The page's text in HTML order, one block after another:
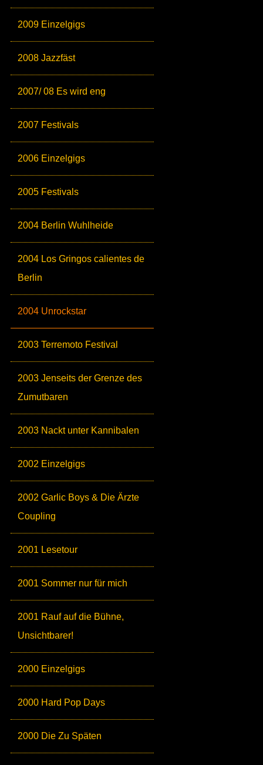
2009 Einzelgigs
2008 Jazzfäst
2007/ 08 Es wird eng
2007 Festivals
2006 Einzelgigs
2005 Festivals
2004 Berlin Wuhlheide
2004 Los Gringos calientes de
Berlin
2004 Unrockstar
2003 Terremoto Festival
2003 Jenseits der Grenze des
Zumutbaren
2003 Nackt unter Kannibalen
2002 Einzelgigs
2002 Garlic Boys & Die Ärzte
Coupling
2001 Lesetour
2001 Sommer nur für mich
2001 Rauf auf die Bühne,
Unsichtbarer!
2000 Einzelgigs
2000 Hard Pop Days
2000 Die Zu Späten